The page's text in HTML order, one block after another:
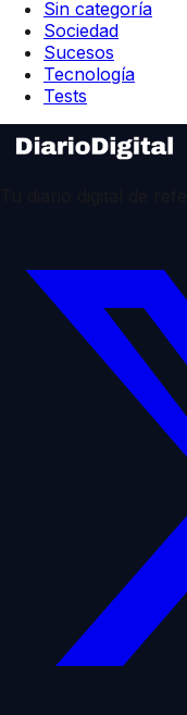
Sin categoría
Sociedad
Sucesos
Tecnología
Tests